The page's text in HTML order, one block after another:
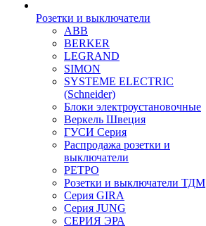
Розетки и выключатели
ABB
BERKER
LEGRAND
SIMON
SYSTEME ELECTRIC
(Schneider)
Блоки электроустановочные
Веркель Швеция
ГУСИ Серия
Распродажа розетки и
выключатели
РЕТРО
Розетки и выключатели ТДМ
Серия GIRA
Серия JUNG
СЕРИЯ ЭРА